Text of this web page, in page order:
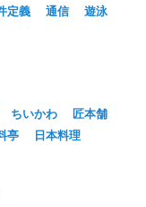
定義 通信
遊泳
ちいかわ
匠本舗
亭
日本料理